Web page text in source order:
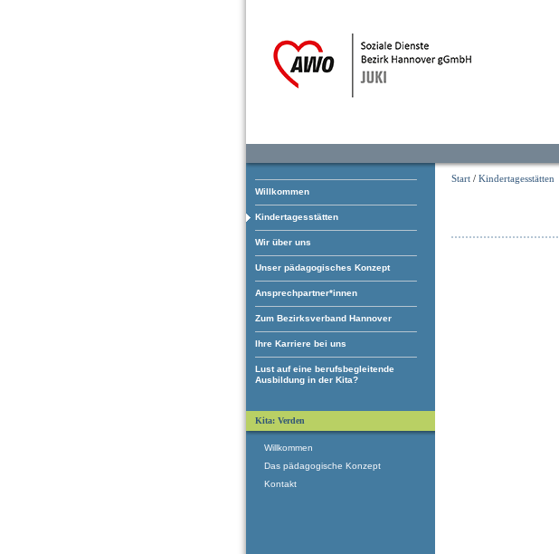
Willkommen
Kindertagesstätten
Wir über uns
Unser pädagogisches Konzept
Ansprechpartner*innen
Zum Bezirksverband Hannover
Ihre Karriere bei uns
Lust auf eine berufsbegleitende
Ausbildung in der Kita?
Start / Kindertagesstätten
Kita: Verden
Willkommen
Das pädagogische Konzept
Kontakt